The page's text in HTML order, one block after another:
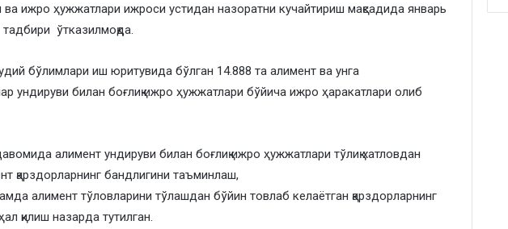
ижро ҳужжатлари ижроси устидан назоратни кучайтириш мақсадида январь
ўтказилмоқда.
бўлимлари иш юритувида бўлган 14.888 та алимент ва унга
ундируви билан боғлиқ ижро ҳужжатлари бўйича ижро ҳаракатлари олиб
алимент ундируви билан боғлиқ ижро ҳужжатлари тўлиқ хатловдан
қарздорларнинг бандлигини таъминлаш,
алимент тўловларини тўлашдан бўйин товлаб келаётган қарздорларнинг
қилиш назарда тутилган.